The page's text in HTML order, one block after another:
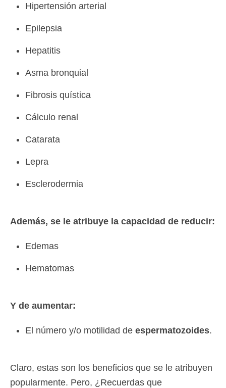
Hipertensión arterial
Epilepsia
Hepatitis
Asma bronquial
Fibrosis quística
Cálculo renal
Catarata
Lepra
Esclerodermia
Además, se le atribuye la capacidad de reducir:
Edemas
Hematomas
Y de aumentar:
El número y/o motilidad de espermatozoides.
Claro, estas son los beneficios que se le atribuyen
popularmente. Pero, ¿Recuerdas que